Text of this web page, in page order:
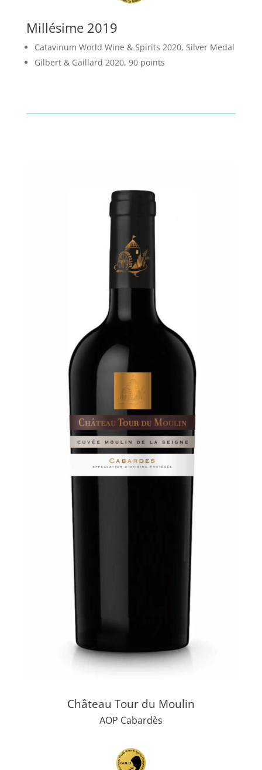
Millésime 2019
Catavinum World Wine & Spirits 2020, Silver Medal
Gilbert & Gaillard 2020, 90 points
Château Tour du Moulin
AOP Cabardès